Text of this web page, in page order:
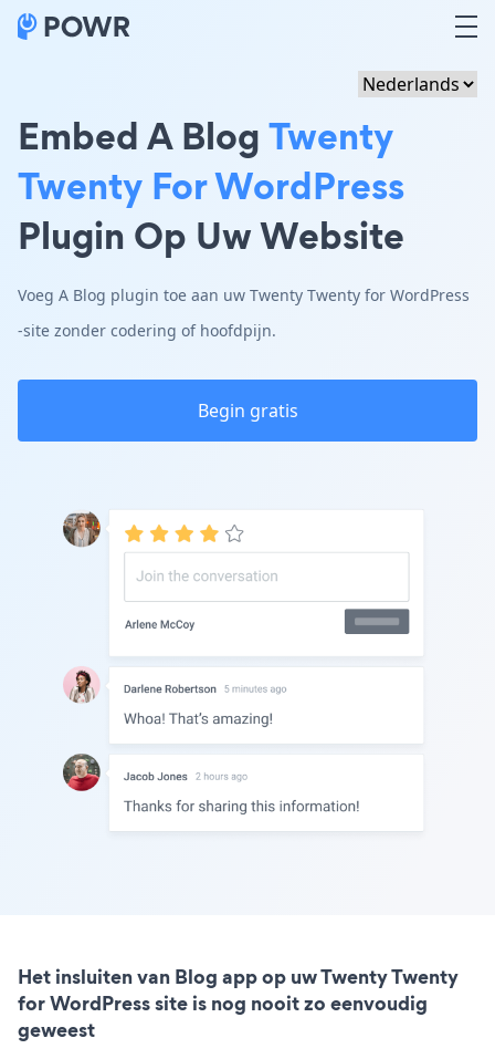
Embed A BlogTwenty
Twenty For WordPress
Plugin Op Uw Website
Voeg A Blog plugin toe aan uw Twenty Twenty for WordPress
-site zonder codering of hoofdpijn.
Begin gratis
Het insluiten van Blog app op uw Twenty Twenty
for WordPress site is nog nooit zo eenvoudig
geweest